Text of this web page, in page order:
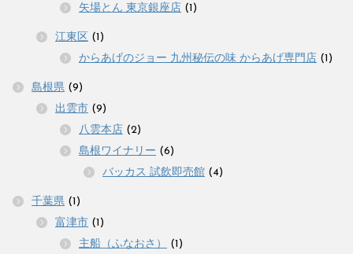
矢場とん 東京銀座店 (1)
江東区 (1)
からあげのジョー 九州秘伝の味 からあげ専門店 (1)
島根県 (9)
出雲市 (9)
八雲本店 (2)
島根ワイナリー (6)
バッカス 試飲即売館 (4)
千葉県 (1)
富津市 (1)
主船（ふなおさ）
(1)